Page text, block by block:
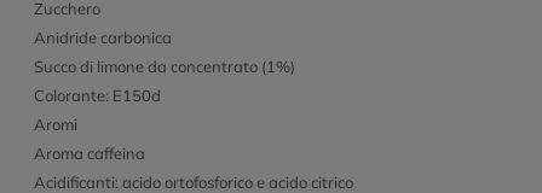
Zucchero
Anidride carbonica
Succo di limone da concentrato (1%)
Colorante: E150d
Aromi
Aroma caffeina
Acidificanti: acido ortofosforico e acido citrico